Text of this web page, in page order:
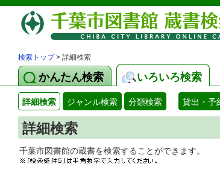
検索トップ> 詳細検索
かんたん検索 いろいろ検索
詳細検索 ジャンル検索 分類検索 貸出・予
詳細検索
千葉市図書館の蔵書を検索すること